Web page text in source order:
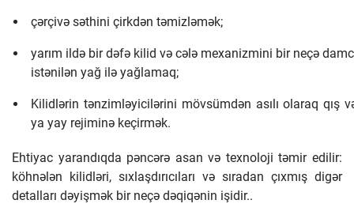
çərçivə səthini çirkdən təmizləmək;
yarım ildə bir dəfə kilid və cələ mexanizmini bir neçə
istənilən yağ ilə yağlamaq;
Kilidlərin tənzimləyicilərini mövsümdən asılı olaraq qış
ya yay rejiminə keçirmək.
Ehtiyac yarandıqda pəncərə asan və texnoloji təmir edilir:
köhnələn kilidləri, sıxlaşdırıcıları və sıradan çıxmış digər
detalları dəyişmək bir neçə dəqiqənin işidir..